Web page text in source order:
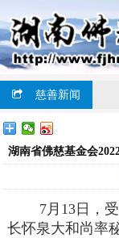
慈善新闻
湖南省佛慈基金会
7月13日，受
长怀泉大和尚率